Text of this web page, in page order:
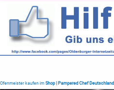
Ofenmeister kaufen im Shop | Pampered Chef Deutschland